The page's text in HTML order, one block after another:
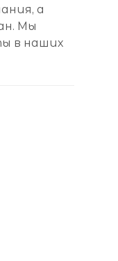
а
Мы
в наших